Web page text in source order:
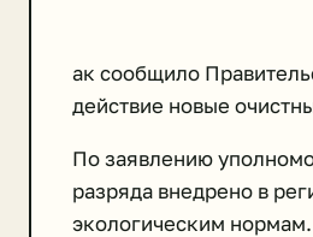
ак сообщило
действие новые
По заявлению
разряда внедрено в
экологическим